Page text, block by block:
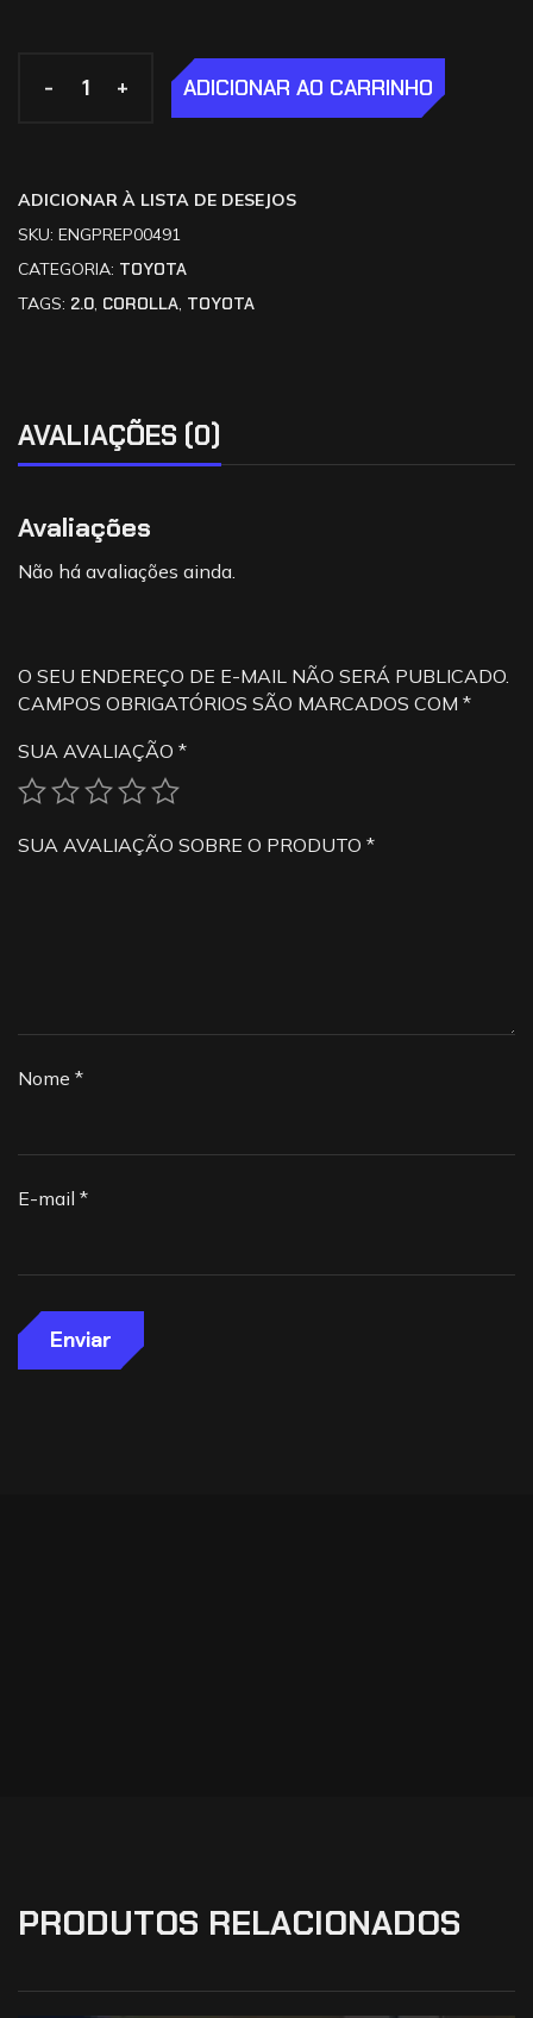
- +
- + ADICIONAR AO CARRINHO
ADICIONAR À LISTA DE DESEJOS
SKU: ENGPREP00491
CATEGORIA: TOYOTA
TAGS: 2.0, COROLLA, TOYOTA
AVALIAÇÕES (0)
Avaliações
Não há avaliações ainda.
O SEU ENDEREÇO DE E-MAIL NÃO SERÁ PUBLICADO.
CAMPOS OBRIGATÓRIOS SÃO MARCADOS COM *
SUA AVALIAÇÃO *
SUA AVALIAÇÃO SOBRE O PRODUTO *
Nome *
E-mail *
PRODUTOS RELACIONADOS